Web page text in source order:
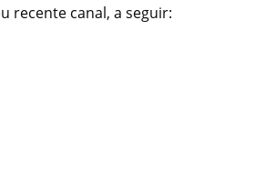
recente canal, a seguir: